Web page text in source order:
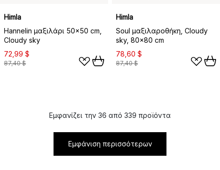
Himla
Hannelin μαξιλάρι 50x50 cm,
Cloudy sky
72,99 $
87,40 $
Himla
Soul μαξιλαροθήκη, Cloudy
sky, 80x80 cm
78,60 $
87,40 $
Εμφανίζει την 36 από 339 προϊόντα
Εμφάνιση περισσότερων